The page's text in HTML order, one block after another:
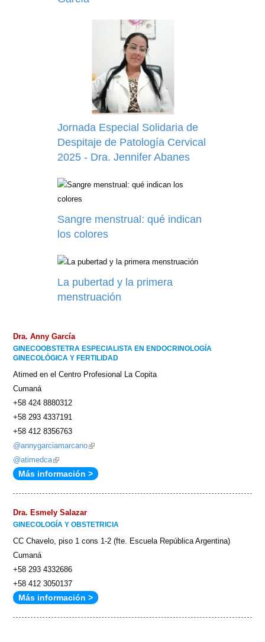
Jornada Especial Solidaria de
Despitaje de Patología Cervical
2025 - Dra. Jennifer Abanes
Sangre menstrual: qué indican
los colores
La pubertad y la primera
menstruación
Dra. Anny García
GINECOOBSTETRA ESPECIALISTA EN ENDOCRINOLOGÍA
GINECOLÓGICA Y FERTILIDAD
Atimed en el Centro Profesional La Copita
Cumaná
+58 424 8880312
+58 293 4337191
+58 412 8356763
@annygarciamarcano(link
external)
@atimedca(link
is
Más información >
Dra. Esmely Salazar
GINECOLOGÍA Y OBSTETRICIA
CC Chavelo, piso 1 cons 1-2 (fte. Escuela República Argentina)
Cumaná
+58 293 4332686
+58 412 3050137
Más información >